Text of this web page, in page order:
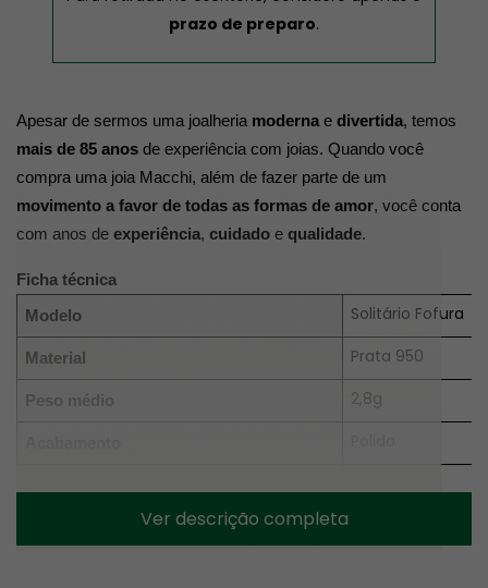
prazo de preparo.
Apesar de sermos uma joalheria moderna e divertida
mais de 85 anos de experiência com joias. Quando você
movimento a favor de todas as formas de amor, você conta
com anos de experiência, cuidado e qualidade.
Ficha técnica
Modelo Solitário Fofura
Material Prata 950
Peso médio 2,8g
Gravação Não é possível
Ver descrição completa